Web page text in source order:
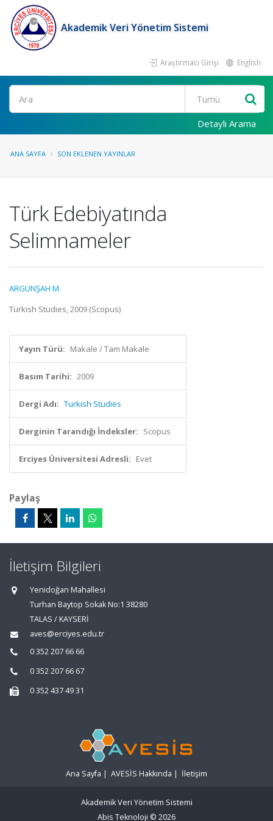
Akademik Veri Yönetim Sistemi
Araştırmacı Girişi English
Ara
Detaylı Arama
ANA SAYFA SON EKLENEN YAYINLAR
Türk Edebiyatında
Selimnameler
ARGUNŞAH M.
Turkish Studies, 2009 (Scopus)
Yayın Türü: Makale / Tam Makale
Basım Tarihi: 2009
Dergi Adı: Turkish Studies
Derginin Tarandığı İndeksler: Scopus
Erciyes Üniversitesi Adresli: Evet
Paylaş
İletişim Bilgileri
Yenidoğan Mahallesi
Turhan Baytop Sokak No:1 38280
TALAS / KAYSERİ
aves@erciyes.edu.tr
0 352 207 66 66
0 352 207 66 67
0 352 437 49 31
Ana Sayfa | AVESİS Hakkında | İletişim
Akademik Veri Yönetim Sistemi
Abis Teknoloji © 2026